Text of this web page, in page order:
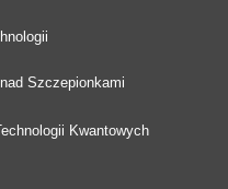
Szczepionkami
Kwantowych